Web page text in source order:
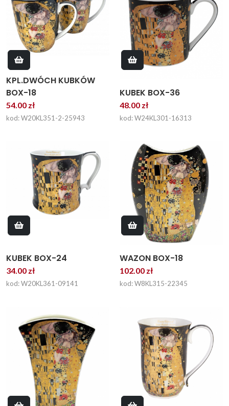
KPL.DWÓCH KUBKÓW
BOX-18
54.00 zł
kod: W20KL351-2-25943
KUBEK BOX-36
48.00 zł
kod: W24KL301-16313
KUBEK BOX-24
34.00 zł
kod: W20KL361-09141
WAZON BOX-18
102.00 zł
kod: W8KL315-22345